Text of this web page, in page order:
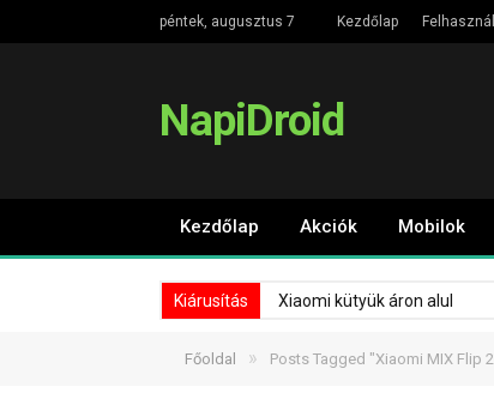
péntek, augusztus 7 Kezdőlap
NapiDroid
Kezdőlap Akciók Mobilok
Kiárusítás Xiaomi kütyük áron alul
Főoldal » Posts Tagged "Xiaomi MIX Flip